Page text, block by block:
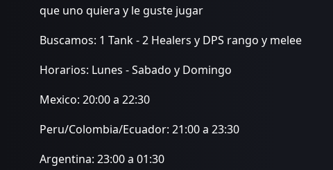
que uno quiera y le guste jugar
Buscamos: 1 Tank - 2 Healers y DPS rango y melee
Horarios: Lunes - Sabado y Domingo
Mexico: 20:00 a 22:30
Peru/Colombia/Ecuador: 21:00 a 23:30
Argentina: 23:00 a 01:30